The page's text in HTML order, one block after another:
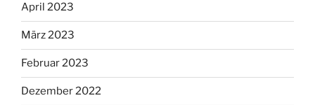
April 2023
März 2023
Februar 2023
Dezember 2022